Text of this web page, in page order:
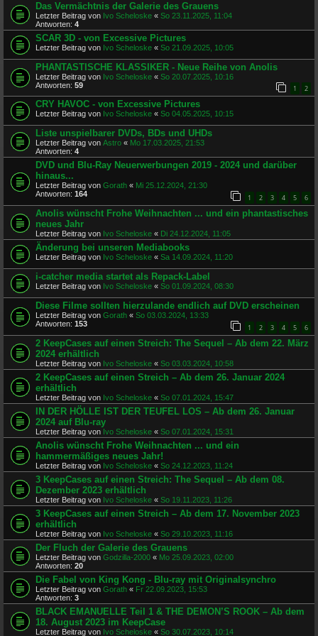
Das Vermächtnis der Galerie des Grauens
Letzter Beitrag von Ivo Scheloske « So 23.11.2025, 11:04
Antworten: 4
SCAR 3D - von Excessive Pictures
Letzter Beitrag von Ivo Scheloske « So 21.09.2025, 10:05
PHANTASTISCHE KLASSIKER - Neue Reihe von Anolis
Letzter Beitrag von Ivo Scheloske « So 20.07.2025, 10:16
Antworten: 59 1 2
CRY HAVOC - von Excessive Pictures
Letzter Beitrag von Ivo Scheloske « So 04.05.2025, 10:15
Liste unspielbarer DVDs, BDs und UHDs
Letzter Beitrag von Astro « Mo 17.03.2025, 21:53
Antworten: 4
DVD und Blu-Ray Neuerwerbungen 2019 - 2024 und darüber
hinaus...
Letzter Beitrag von Gorath « Mi 25.12.2024, 21:30
Antworten: 164 1 2 3 4 5 6
Anolis wünscht Frohe Weihnachten ... und ein phantastisches
neues Jahr
Letzter Beitrag von Ivo Scheloske « Di 24.12.2024, 11:05
Änderung bei unseren Mediabooks
Letzter Beitrag von Ivo Scheloske « Sa 14.09.2024, 11:20
i-catcher media startet als Repack-Label
Letzter Beitrag von Ivo Scheloske « So 01.09.2024, 08:30
Diese Filme sollten hierzulande endlich auf DVD erscheinen
Letzter Beitrag von Gorath « So 03.03.2024, 13:33
Antworten: 153 1 2 3 4 5 6
2 KeepCases auf einen Streich: The Sequel – Ab dem 22. März
2024 erhältlich
Letzter Beitrag von Ivo Scheloske « So 03.03.2024, 10:58
2 KeepCases auf einen Streich – Ab dem 26. Januar 2024
erhältlich
Letzter Beitrag von Ivo Scheloske « So 07.01.2024, 15:47
IN DER HÖLLE IST DER TEUFEL LOS – Ab dem 26. Januar
2024 auf Blu-ray
Letzter Beitrag von Ivo Scheloske « So 07.01.2024, 15:31
Anolis wünscht Frohe Weihnachten ... und ein
hammermäßiges neues Jahr!
Letzter Beitrag von Ivo Scheloske « So 24.12.2023, 11:24
3 KeepCases auf einen Streich: The Sequel – Ab dem 08.
Dezember 2023 erhältlich
Letzter Beitrag von Ivo Scheloske « So 19.11.2023, 11:26
3 KeepCases auf einen Streich – Ab dem 17. November 2023
erhältlich
Letzter Beitrag von Ivo Scheloske « So 29.10.2023, 11:16
Der Fluch der Galerie des Grauens
Letzter Beitrag von Godzilla-2000 « Mo 25.09.2023, 02:00
Antworten: 20
Die Fabel von King Kong - Blu-ray mit Originalsynchro
Letzter Beitrag von Gorath « Fr 22.09.2023, 15:53
Antworten: 3
BLACK EMANUELLE Teil 1 & THE DEMON’S ROOK – Ab dem
18. August 2023 im KeepCase
Letzter Beitrag von Ivo Scheloske « So 30.07.2023, 10:14